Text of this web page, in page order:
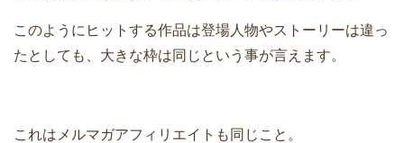
このようにヒットする作品は登場人物やストーリーは違っ
たとしても、大きな枠は同じという事が言えます。
これはメルマガアフィリエイトも同じこと。